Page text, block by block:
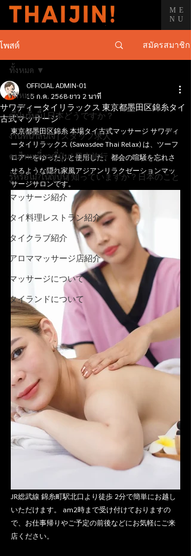
ME
NU
โพสต์ สมัครสมาชิก
ทั้งหมด
ญี่ปุ่นวันนี้ | 日本どうですか？
งานที่น่าสนใจ | スタッフ求人
คนไทยเที่ยวญี่ปุ่น | 日本旅行！
รู้หรือไม่?ในญี่ปุ่น| 知っていますか？日本のこと
マッサージ紹介
タイ料理レストラン紹介
タイクラブ紹介
アロママッサージ店紹介
マッサージについて
タイランドについて
ทั้งหมด
サワディータイリラックス 東京都墨田区錦糸タイ
古式マッサージ
OFFICIAL ADMIN-01
15 ก.ค. 2568 ยาว 2 นาที
東京都墨田区錦糸 本場タイ古式マッサージ サワディ
ータイリラックス (Sawasdee Thai Relax) は、ツーフ
ロアーをゆったりと使用した、都会の喧騒を忘れさ
せるような隠れ家風アジアンリラクゼーションマッ
サージサロンです。
JR総武線 錦糸町駅北口より徒歩 2分で簡単にお越し
いただけます。 am2時まで受け付けておりますの
で、お仕事帰りやご予定の前後などにお気軽にご来
店ください。